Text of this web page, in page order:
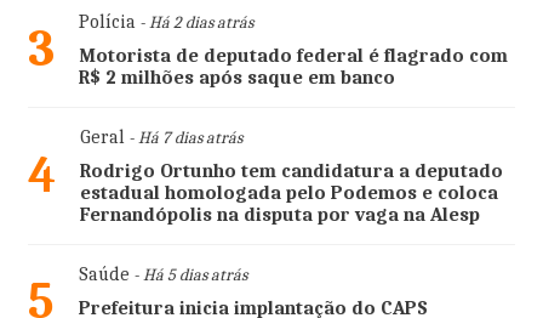
3 Polícia- Há 2 dias atrás
Motorista de deputado federal é flagrado com
R$ 2 milhões após saque em banco
4
Geral- Há 7 dias atrás
Rodrigo Ortunho tem candidatura a deputado
estadual homologada pelo Podemos e coloca
Fernandópolis na disputa por vaga na Alesp
5 Saúde - Há 5 dias atrás
Prefeitura inicia implantação do CAPS